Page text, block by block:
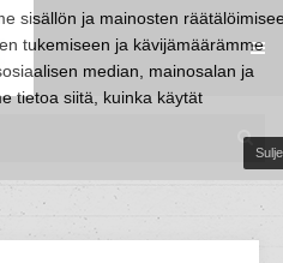
sisällön ja mainosten
tukemiseen ja kävijämäärämme
median, mainosalan ja
tietoa siitä, kuinka käytät
Sulje